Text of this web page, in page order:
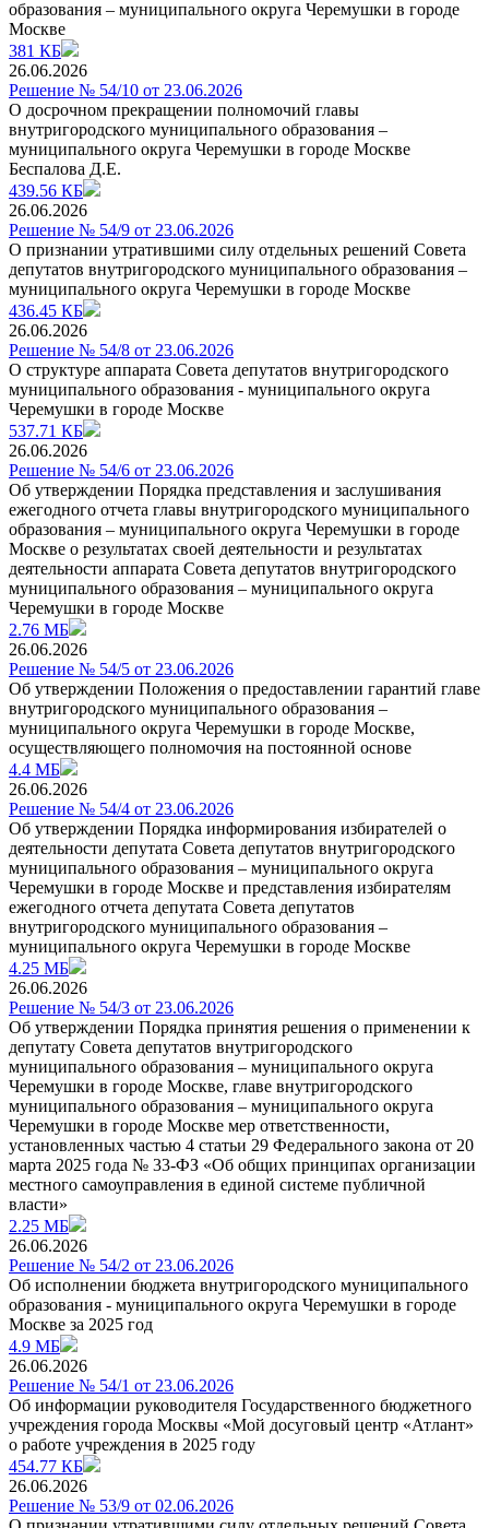
образования – муниципального округа Черемушки в городе
Москве
381 КБ
26.06.2026
Решение № 54/10 от 23.06.2026
О досрочном прекращении полномочий главы
внутригородского муниципального образования –
муниципального округа Черемушки в городе Москве
Беспалова Д.Е.
439.56 КБ
26.06.2026
Решение № 54/9 от 23.06.2026
О признании утратившими силу отдельных решений Совета
депутатов внутригородского муниципального образования –
муниципального округа Черемушки в городе Москве
436.45 КБ
26.06.2026
Решение № 54/8 от 23.06.2026
О структуре аппарата Совета депутатов внутригородского
муниципального образования - муниципального округа
Черемушки в городе Москве
537.71 КБ
26.06.2026
Решение № 54/6 от 23.06.2026
Об утверждении Порядка представления и заслушивания
ежегодного отчета главы внутригородского муниципального
образования – муниципального округа Черемушки в городе
Москве о результатах своей деятельности и результатах
деятельности аппарата Совета депутатов внутригородского
муниципального образования – муниципального округа
Черемушки в городе Москве
2.76 МБ
26.06.2026
Решение № 54/5 от 23.06.2026
Об утверждении Положения о предоставлении гарантий главе
внутригородского муниципального образования –
муниципального округа Черемушки в городе Москве,
осуществляющего полномочия на постоянной основе
4.4 МБ
26.06.2026
Решение № 54/4 от 23.06.2026
Об утверждении Порядка информирования избирателей о
деятельности депутата Совета депутатов внутригородского
муниципального образования – муниципального округа
Черемушки в городе Москве и представления избирателям
ежегодного отчета депутата Совета депутатов
внутригородского муниципального образования –
муниципального округа Черемушки в городе Москве
4.25 МБ
26.06.2026
Решение № 54/3 от 23.06.2026
Об утверждении Порядка принятия решения о применении к
депутату Совета депутатов внутригородского
муниципального образования – муниципального округа
Черемушки в городе Москве, главе внутригородского
муниципального образования – муниципального округа
Черемушки в городе Москве мер ответственности,
установленных частью 4 статьи 29 Федерального закона от 20
марта 2025 года № 33-ФЗ «Об общих принципах организации
местного самоуправления в единой системе публичной
власти»
2.25 МБ
26.06.2026
Решение № 54/2 от 23.06.2026
Об исполнении бюджета внутригородского муниципального
образования - муниципального округа Черемушки в городе
Москве за 2025 год
4.9 МБ
26.06.2026
Решение № 54/1 от 23.06.2026
Об информации руководителя Государственного бюджетного
учреждения города Москвы «Мой досуговый центр «Атлант»
о работе учреждения в 2025 году
454.77 КБ
26.06.2026
Решение № 53/9 от 02.06.2026